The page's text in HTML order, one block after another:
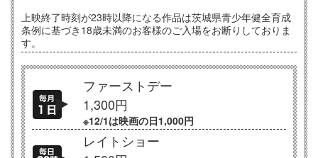
上映終了時刻が23時以降になる作品は茨城県青少年健全育成
条例に基づき18歳未満のお客様のご入場をお断りしておりま
す。
ファーストデー
1,300円
※12/1は映画の日1,000円
レイトショー